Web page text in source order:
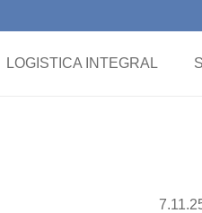
LOGISTICA INTEGRAL